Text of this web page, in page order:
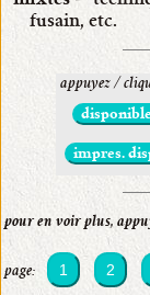
fusain, etc.
appuyez /
disponible
impres.
pour en voir plus,
page: 1 2